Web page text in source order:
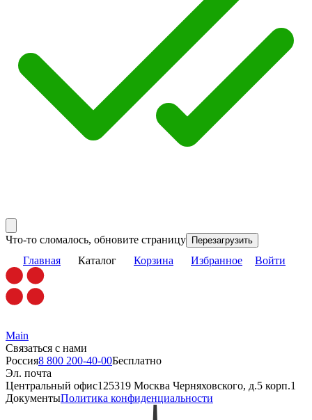
Что-то сломалось, обновите страницу Перезагрузить
Главная Каталог Корзина Избранное Войти
Main
Связаться с нами
Россия8 800 200-40-00Бесплатно
Эл. почта
Центральный офис125319 Москва Черняховского, д.5 корп.1
ДокументыПолитика конфиденциальности